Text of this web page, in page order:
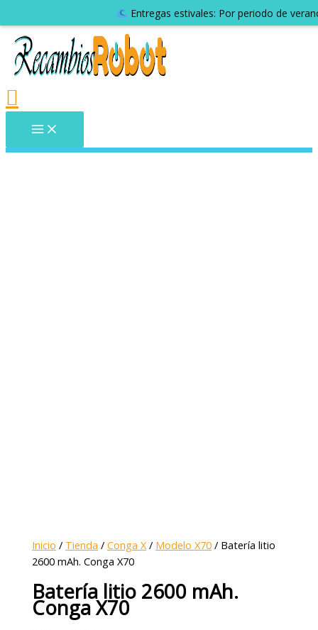
Entregas estivales: Por periodo de
Inicio / Tienda /Conga X/ Modelo X70 / Batería litio
2600 mAh. Conga X70
Batería litio 2600 mAh.
Conga X70